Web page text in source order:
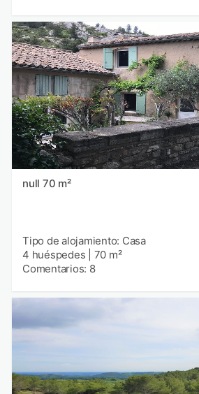
null 70 m²
Tipo de alojamiento: Casa
4 huéspedes
70 m²
Comentarios: 8